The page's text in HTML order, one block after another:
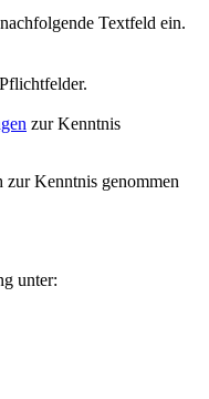
Textfeld ein.
zur Kenntnis
zur Kenntnis genommen
unter: